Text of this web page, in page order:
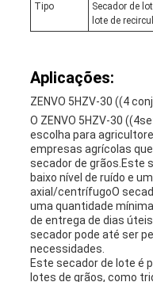
Tipo
Secador de
lote de
Aplicações:
ZENVO 5HZV-30 ((4
O ZENVO 5HZV-30
escolha para
empresas agrícolas
secador de grãos.Este
baixo nível de ruído e
axial/centrífugoO
uma quantidade
de entrega de dias
secador pode até ser
necessidades.
Este secador de lote é
lotes de grãos, como